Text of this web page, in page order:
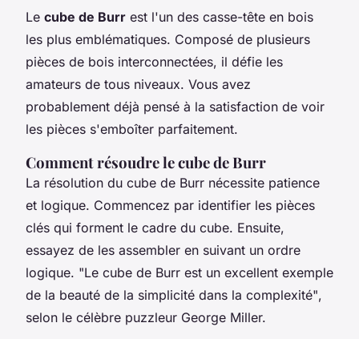
Le cube de Burr est l'un des casse-tête en bois
les plus emblématiques. Composé de plusieurs
pièces de bois interconnectées, il défie les
amateurs de tous niveaux. Vous avez
probablement déjà pensé à la satisfaction de voir
les pièces s'emboîter parfaitement.
Comment résoudre le cube de Burr
La résolution du cube de Burr nécessite patience
et logique. Commencez par identifier les pièces
clés qui forment le cadre du cube. Ensuite,
essayez de les assembler en suivant un ordre
logique. "Le cube de Burr est un excellent exemple
de la beauté de la simplicité dans la complexité",
selon le célèbre puzzleur George Miller.